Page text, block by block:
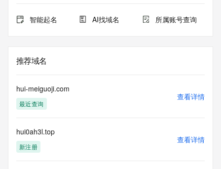
智能起名 AI找域名 所属账号查询
推荐域名
hui-meiguoji.com
最近查询
查看详情
hui0ah3l.top
新注册
查看详情